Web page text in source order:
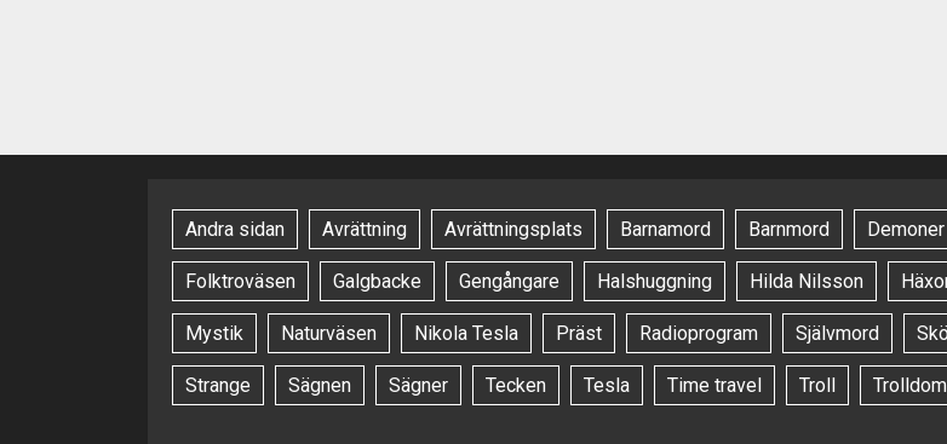
Andra sidan Avrättning Avrättningsplats Barnamord Barnmord Demoner
Folktroväsen Galgbacke Gengångare Halshuggning Hilda Nilsson
Mystik Naturväsen Nikola Tesla Präst Radioprogram Självmord
Strange Sägnen Sägner Tecken Tesla Time travel Troll Trolldom